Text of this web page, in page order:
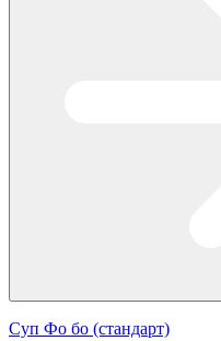
Суп Фо бо (стандарт)